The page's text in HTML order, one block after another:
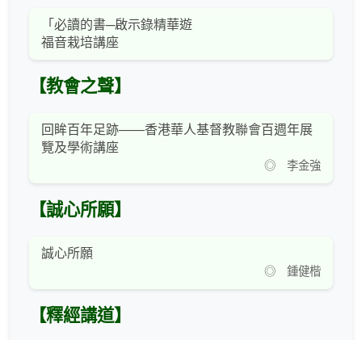
「必讀的書─啟示錄精華遊
福音栽培講座
【教會之聲】
回眸百年足跡——香港華人基督教聯會百週年展
覽及學術講座
◎ 李金強
【誠心所願】
誠心所願
◎ 鍾健楷
【釋經講道】